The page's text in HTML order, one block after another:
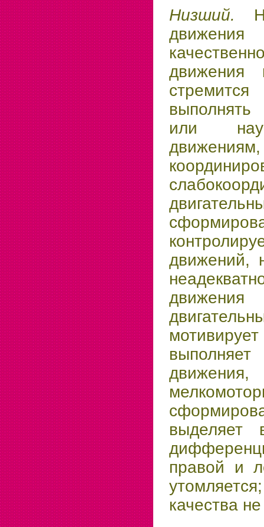
Низший.
или
движений,
движения
выделяет
правой и
качества